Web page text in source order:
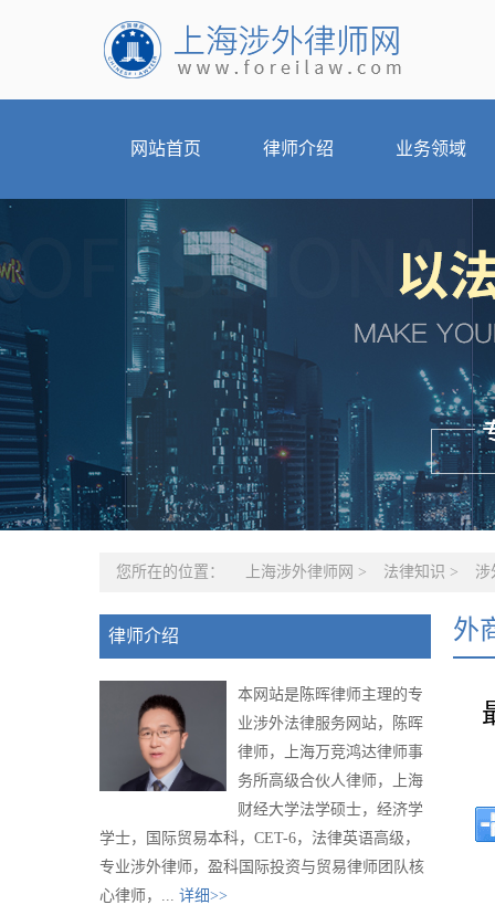
网站首页 律师介绍 业务领域
您所在的位置： 上海涉外律师网 > 法律知识 > 涉
律师介绍
本网站是陈晖律师主理的专
业涉外法律服务网站，陈晖
律师，上海万竞鸿达律师事
务所高级合伙人律师，上海
财经大学法学硕士，经济学
学士，国际贸易本科，CET-6，法律英语高级，
专业涉外律师，盈科国际投资与贸易律师团队核
心律师，... 详细>>
外